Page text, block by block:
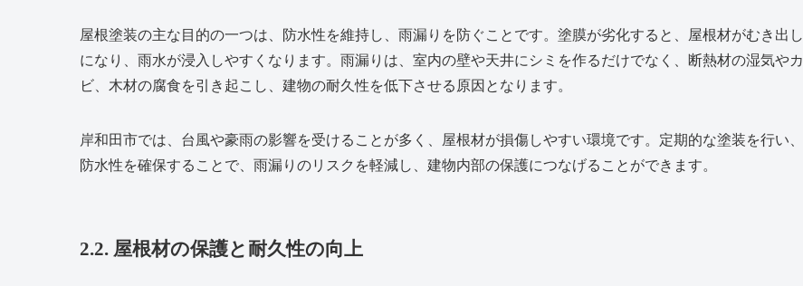
屋根塗装の主な目的の一つは、防水性を維持し、雨漏りを防ぐことです。塗膜が劣化すると、屋根材がむき出し
になり、雨水が浸入しやすくなります。雨漏りは、室内の壁や天井にシミを作るだけでなく、断熱材の湿気やカ
ビ、木材の腐食を引き起こし、建物の耐久性を低下させる原因となります。
岸和田市では、台風や豪雨の影響を受けることが多く、屋根材が損傷しやすい環境です。定期的な塗装を行い、
防水性を確保することで、雨漏りのリスクを軽減し、建物内部の保護につなげることができます。
2.2. 屋根材の保護と耐久性の向上